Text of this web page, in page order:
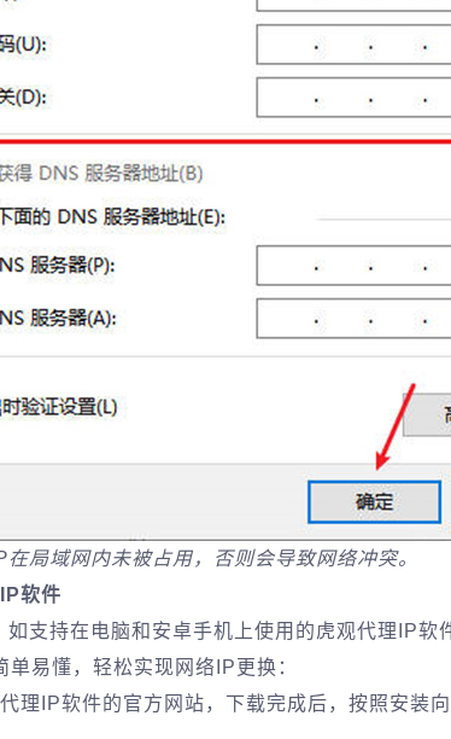
局域网内未被占用，否则会导致网络冲突。
软件
如支持在电脑和安卓手机上使用的虎观代理IP软
易懂，轻松实现网络IP更换：
理IP软件的官方网站，下载完成后，按照安装